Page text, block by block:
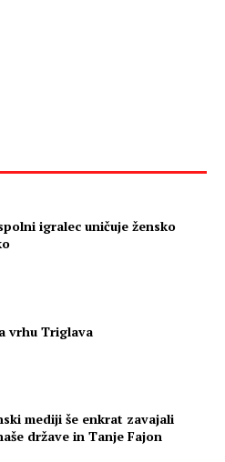
igralec uničuje žensko
vrhu Triglava
mediji še enkrat zavajali
države in Tanje Fajon